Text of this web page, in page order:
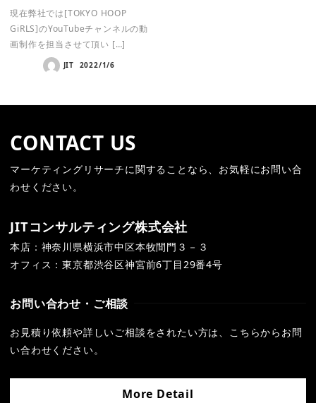
現在弊社では[TOKYO HOOP
GiRLS]のYouTubeチャンネルの動
画制作を担当させて頂い […]
JIT 2022/1/6
CONTACT US
マーケティングリサーチに関することなら、お気軽にお問い合
わせください。
JITコンサルティング株式会社
本店：神奈川県横浜市中区本牧間門３－３
オフィス：東京都渋谷区神宮前6丁目29番4号
お問い合わせ・ご相談
お見積り依頼や詳しいご相談をされたい方は、こちらからお問
い合わせください。
More Detail